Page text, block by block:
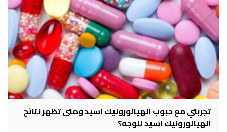
تجربتي مع حبوب الهيالورونيك اسيد ومتى تظهر نتائج
الهيالورونيك اسيد للوجه؟